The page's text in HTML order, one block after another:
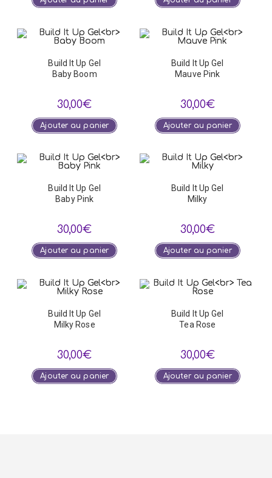
Build It Up Gel
Baby Boom
30,00€
Ajouter au panier
Build It Up Gel
Mauve Pink
30,00€
Ajouter au panier
Build It Up Gel
Baby Pink
30,00€
Ajouter au panier
Build It Up Gel
Milky
30,00€
Ajouter au panier
Build It Up Gel
Milky Rose
30,00€
Ajouter au panier
Build It Up Gel
Tea Rose
30,00€
Ajouter au panier